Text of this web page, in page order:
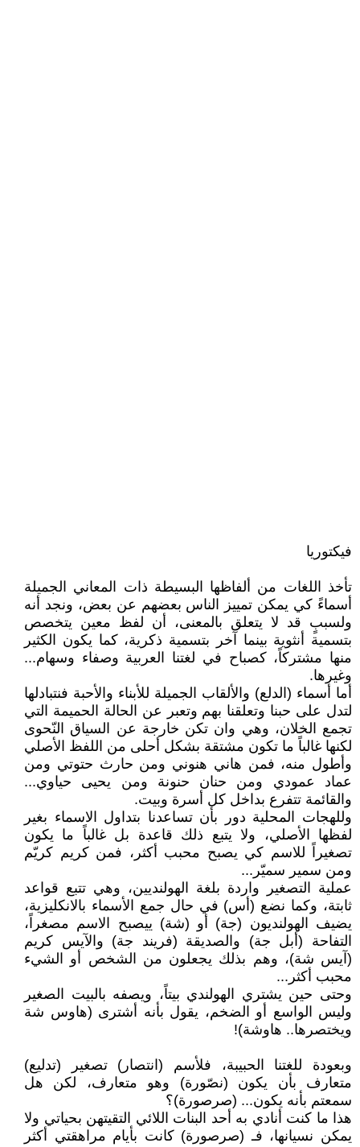
فيكتوريا
تأخذ اللغات من ألفاظها البسيطة ذات المعاني الجميلة
أسماءً كي يمكن تمييز الناس بعضهم عن بعض، ونجد أنه
ولسببٍ قد لا يتعلق بالمعنى، أن لفظ معين يتخصص
بتسمية أنثوية بينما آخر بتسمية ذكرية، كما يكون الكثير
منها مشتركاً، كصباح في لغتنا العربية وصفاء وسهام...
وغيرها.
أما أسماء (الدلع) والألقاب الجميلة للأبناء والأحبة فنتبادلها
لتدل على حبنا وتعلقنا بهم وتعبر عن الحالة الحميمة التي
تجمع الخلان، وهي وان تكن خارجة عن السياق النّحوى
لكنها غالباً ما تكون مشتقة بشكل أحلى من اللفظ الأصلي
وأطول منه، فمن هاني هنوني ومن حارث حتوتي ومن
عماد عمودي ومن حنان حنونة ومن يحيى حياوي...
والقائمة تتفرع بداخل كل أسرة وبيت.
وللهجات المحلية دور بأن تساعدنا بتداول الاسماء بغير
لفظها الأصلي، ولا يتبع ذلك قاعدة بل غالباً ما يكون
تصغيراً للاسم كي يصبح محبب أكثر، فمن كريم كريّم
ومن سمير سميّر...
عملية التصغير واردة بلغة الهولنديين، وهي تتبع قواعد
ثابتة، وكما نضع (أس) في حال جمع الأسماء بالانكليزية،
يضيف الهولنديون (جة) أو (شة) ييصبح الاسم مصغراً،
التفاحة (أبل جة) والصديقة (فريند جة) والآيس كريم
(آيس شة)، وهم بذلك يجعلون من الشخص أو الشيء
محبب أكثر...
وحتى حين يشتري الهولندي بيتاً، ويصفه بالبيت الصغير
وليس الواسع أو الضخم، يقول بأنه أشترى (هاوس شة
ويختصرها.. هاوشة)!
وبعودة للغتنا الحبيبة، فلأسم (انتصار) تصغير (تدليع)
متعارف بأن يكون (نصّورة) وهو متعارف، لكن هل
سمعتم بأنه يكون... (صرصورة)؟
هذا ما كنت أنادي به أحد البنات اللائي التقيتهن بحياتي ولا
يمكن نسيانها، فـ (صرصورة) كانت بأيام مراهقتي أكثر